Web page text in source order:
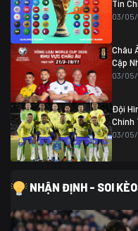
Tin
03/
Châu
Cập
03/
Đội
Chính
03/
NHẬN ĐỊNH - SOI KÈO